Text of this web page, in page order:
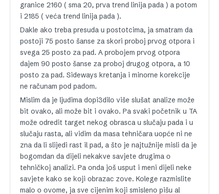
granice 2160 ( sma 20, prva trend linija pada ) a potom
i 2185 ( veća trend linija pada ).
Dakle ako treba presuda u postotcima, ja smatram da
postoji 75 posto šanse za skori proboj prvog otpora i
svega 25 posto za pad. A probojem prvog otpora
dajem 90 posto šanse za proboj drugog otpora, a 10
posto za pad. Sideways kretanja i minorne korekcije
ne računam pod padom.
Mislim da je ljudima dopi3dilo više slušat analize može
bit ovako, ali može bit i ovako. Pa svaki početnik u TA
može odredit target nekog obrasca u slučaju pada i u
slučaju rasta, ali vidim da masa tehničara uopće ni ne
zna da li slijedi rast il pad, a što je najtužnije misli da je
bogomdan da dijeli nekakve savjete drugima o
tehničkoj analizi. Pa onda još usput i meni dijeli neke
savjete kako se koji obrazac zove. Kolege razmislite
malo o ovome, ja sve cijenim koji smisleno pišu al